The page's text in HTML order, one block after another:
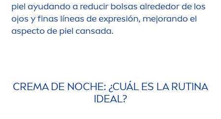
piel ayudando a reducir bolsas alrededor de los
ojos y finas líneas de expresión, mejorando el
aspecto de piel cansada.
CREMA DE NOCHE: ¿CUÁL ES LA RUTINA
IDEAL?